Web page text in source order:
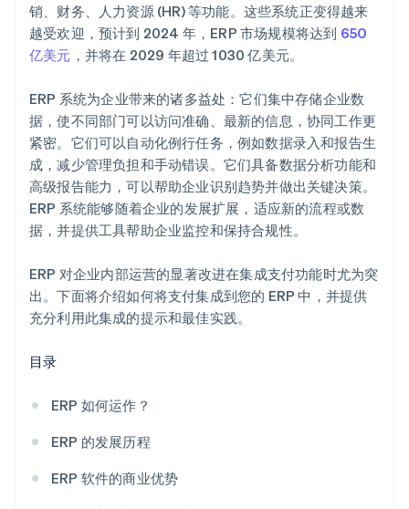
规划
销、财务、人力资源 (HR) 等功能。这些系统正变得越来
越受欢迎，预计到 2024 年，ERP 市场规模将达到 650
亿美元 ，并将在 2029 年超过 1030 亿美元。
ERP 系统为企业带来的诸多益处：它们集中存储企业数
据，使不同部门可以访问准确、最新的信息，协同工作更
紧密。它们可以自动化例行任务，例如数据录入和报告生
成，减少管理负担和手动错误。它们具备数据分析功能和
高级报告能力，可以帮助企业识别趋势并做出关键决策。
ERP 系统能够随着企业的发展扩展，适应新的流程或数
据，并提供工具帮助企业监控和保持合规性。
ERP 对企业内部运营的显著改进在集成支付功能时尤为突
出。下面将介绍如何将支付集成到您的 ERP 中，并提供
充分利用此集成的提示和最佳实践。
目录
ERP 如何运作？
ERP 的发展历程
ERP 软件的商业优势